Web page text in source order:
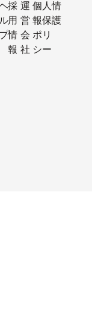
ル
プ
採
用
情
報
運
営
会
社
個人情
報保護
ポリ
シー